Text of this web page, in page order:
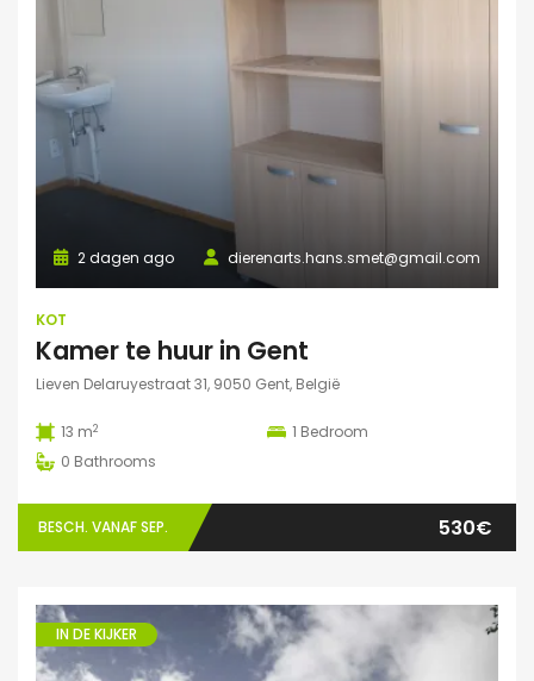
dierenarts.hans.smet@gmail.com
2 dagen ago
KOT
Kamer te huur in Gent
Lieven Delaruyestraat 31, 9050 Gent, België
13 m2 1 Bedroom
0 Bathrooms
BESCH. VANAF SEP. 530€
IN DE KIJKER